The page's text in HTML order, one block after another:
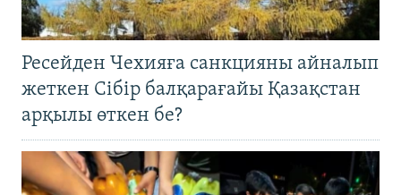
Ресейден Чехияға санкцияны айналып
жеткен Сібір балқарағайы Қазақстан
арқылы өткен бе?